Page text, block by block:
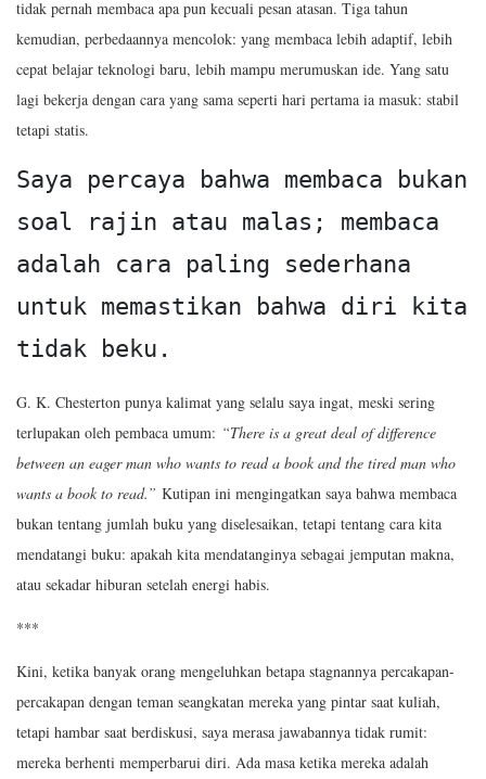
tidak pernah membaca apa pun kecuali pesan atasan. Tiga tahun
kemudian, perbedaannya mencolok: yang membaca lebih adaptif, lebih
cepat belajar teknologi baru, lebih mampu merumuskan ide. Yang satu
lagi bekerja dengan cara yang sama seperti hari pertama ia masuk: stabil
tetapi statis.
Saya percaya bahwa membaca bukan
soal rajin atau malas; membaca
adalah cara paling sederhana
untuk memastikan bahwa diri kita
tidak beku.
G. K. Chesterton punya kalimat yang selalu saya ingat, meski sering
terlupakan oleh pembaca umum: “There is a great deal of difference
between an eager man who wants to read a book and the tired man who
wants a book to read.” Kutipan ini mengingatkan saya bahwa membaca
bukan tentang jumlah buku yang diselesaikan, tetapi tentang cara kita
mendatangi buku: apakah kita mendatanginya sebagai jemputan makna,
atau sekadar hiburan setelah energi habis.
***
Kini, ketika banyak orang mengeluhkan betapa stagnannya percakapan-
percakapan dengan teman seangkatan mereka yang pintar saat kuliah,
tetapi hambar saat berdiskusi, saya merasa jawabannya tidak rumit:
mereka berhenti memperbarui diri. Ada masa ketika mereka adalah